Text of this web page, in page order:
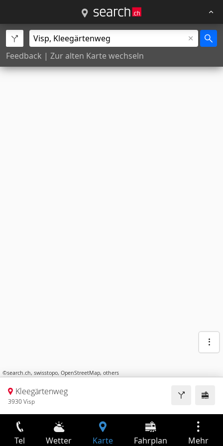
Feedback | Zur alten Karte wechseln
©search.ch, swisstopo, OpenStreetMap, others
Kleegärtenweg
3930 Visp
Tel Wetter Karte Fahrplan Mehr